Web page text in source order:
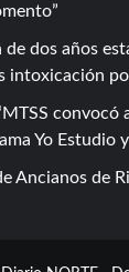
de dos años
intoxicación
MTSS convocó
Yo Estudio
Ancianos de